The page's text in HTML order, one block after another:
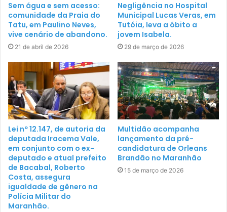
Sem água e sem acesso:
comunidade da Praia do
Tatu, em Paulino Neves,
vive cenário de abandono.
21 de abril de 2026
Negligência no Hospital
Municipal Lucas Veras, em
Tutóia, leva a óbito a
jovem Isabela.
29 de março de 2026
Lei nº 12.147, de autoria da
deputada Iracema Vale,
em conjunto com o ex-
deputado e atual prefeito
de Bacabal, Roberto
Costa, assegura
igualdade de gênero na
Polícia Militar do
Maranhão.
Multidão acompanha
lançamento da pré-
candidatura de Orleans
Brandão no Maranhão
15 de março de 2026